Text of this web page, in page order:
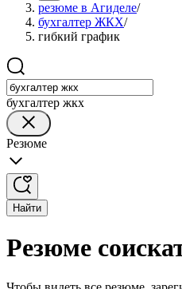
резюме в Агиделе/
бухгалтер ЖКХ/
гибкий график
бухгалтер жкх
Резюме
Найти
Резюме